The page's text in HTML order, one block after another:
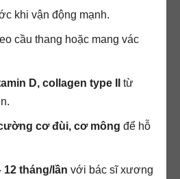
khi vận động mạnh.
cầu thang hoặc mang vác
D, collagen type II
từ
cơ đùi, cơ mông để hỗ
12 tháng/lần với bác sĩ xương